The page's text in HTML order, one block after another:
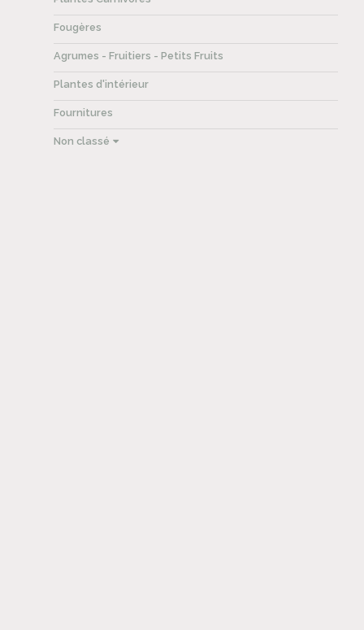
Fougères
Agrumes - Fruitiers - Petits Fruits
Plantes d'intérieur
Fournitures
Non classé